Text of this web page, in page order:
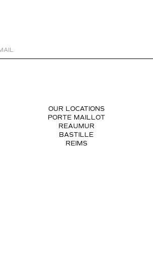
OUR LOCATIONS
PORTE MAILLOT
REAUMUR
BASTILLE
REIMS